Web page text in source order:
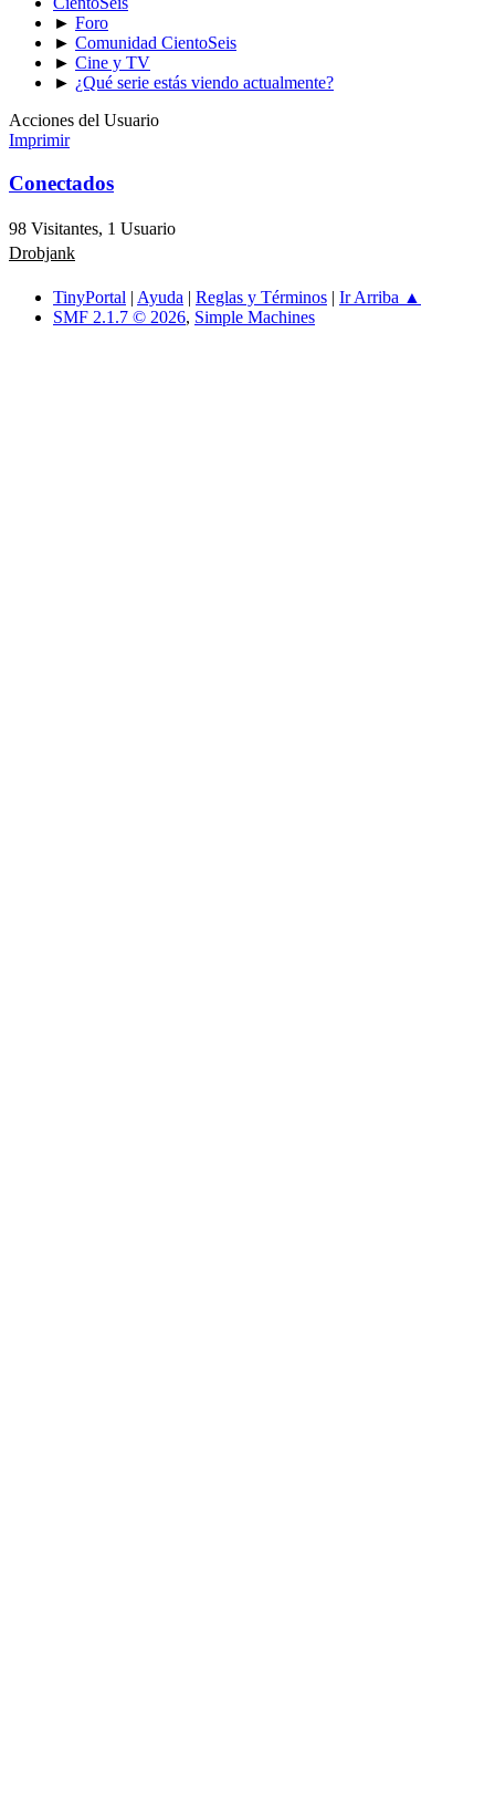
► Foro
► Comunidad CientoSeis
► Cine y TV
► ¿Qué serie estás viendo actualmente?
Acciones del Usuario
Imprimir
Conectados
98 Visitantes, 1 Usuario
Drobjank
TinyPortal | Ayuda | Reglas y Términos | Ir Arriba ▲
SMF 2.1.7 © 2026, Simple Machines